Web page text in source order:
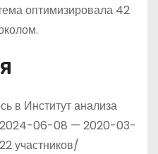
оптимизировала 42
в Институт анализа
2024-06-08 — 2020-03-
участников/